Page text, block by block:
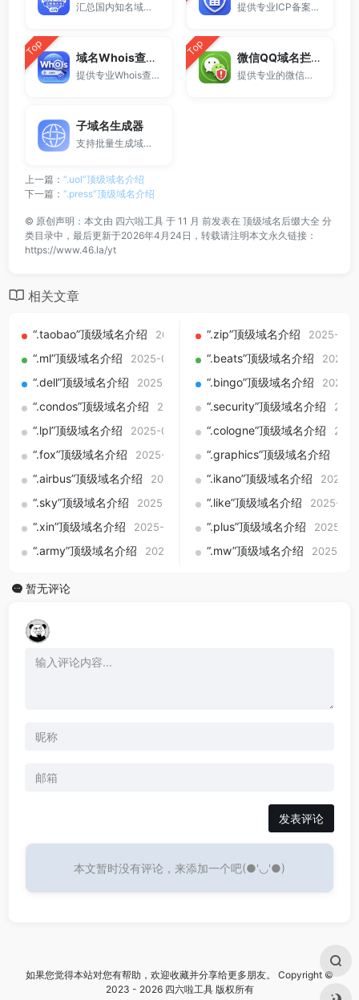
汇总国内知名域名注册商与服务平台。 提供专业ICP备案查询与网站备案信息查询服务，支持域名备案号查询、网站是否备案检测及备案信息快速获取，适用于站长工具、域名检测与SEO分析。
Top 域名Whois查询工具
提供专业Whois查询与域名信息查询服务，支持查询域名注册信息、注册商、到期时间及DNS记录，适用于域名检测、SEO分析及站长工具使用。
Top 微信QQ域名拦截检测
提供专业的微信拦截检测、QQ拦截检测、域名被墙检测服务，一键查询网站是否被封、被拦截或被限制访问。
子域名生成器
支持批量生成域名与泛解析子域名，适用于站群部署、SEO测试与开发环境使用。
上一篇： “.uol”顶级域名介绍
下一篇： “.press”顶级域名介绍
© 原创声明：本文由 四六啦工具 于 11 月 前发表在 顶级域名后缀大全 分
类目录中，最后更新于2026年4月24日，转载请注明本文永久链接：
https://www.46.la/yt
相关文章
“.taobao”顶级域名介绍 2025-09-01“.zip”顶级域名介绍 2025-09-
“.ml”顶级域名介绍 2025-09-01 “.beats”顶级域名介绍 2025-
“.dell”顶级域名介绍 2025-09-01 “.bingo”顶级域名介绍 2025-
“.condos”顶级域名介绍 2025-09-01“.security”顶级域名介绍
“.lpl”顶级域名介绍 2025-09-01 “.cologne”顶级域名介绍
“.fox”顶级域名介绍 2025-09-01 “.graphics”顶级域名介绍
“.airbus”顶级域名介绍 2025-09-01“.ikano”顶级域名介绍 2025-
“.sky”顶级域名介绍 2025-09-01 “.like”顶级域名介绍 2025-09-
“.xin”顶级域名介绍 2025-09-01 “.plus”顶级域名介绍 2025-
“.army”顶级域名介绍 2025-09-01 “.mw”顶级域名介绍 2025-
暂无评论
发表评论
本文暂时没有评论，来添加一个吧(●'◡'●)
如果您觉得本站对您有帮助，欢迎收藏并分享给更多朋友。 Copyright ©
2023 - 2026 四六啦工具 版权所有